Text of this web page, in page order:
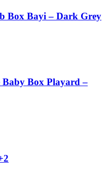
Box Bayi – Dark Grey
Baby Box Playard –